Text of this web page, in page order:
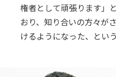
権者として頑張ります」
おり、知り合いの方々が
けるようになった、とい